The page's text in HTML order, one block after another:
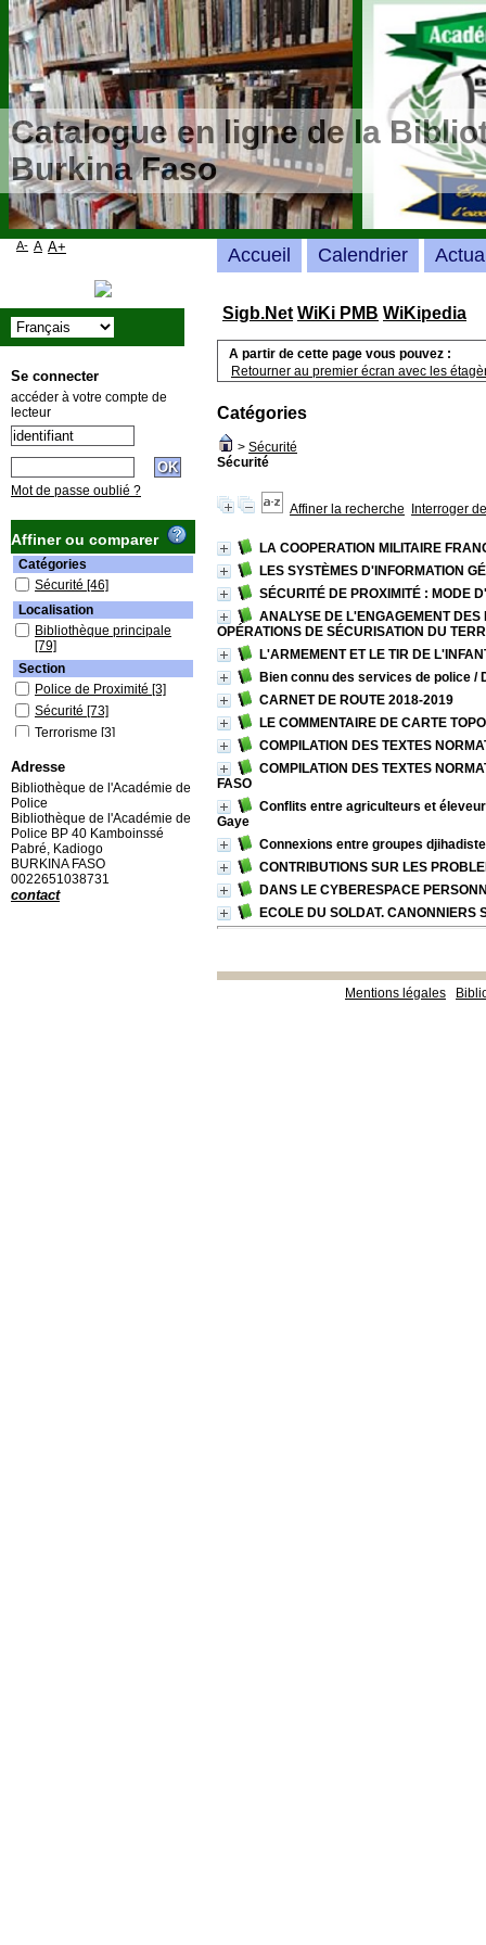
Catalogue en ligne de la
Burkina Faso
Sigb.Net WiKi PMB WiKipedia
A partir de cette page vous pouvez :
Retourner au premier écran avec les
Catégories
> Sécurité
Sécurité
Affiner la recherche Interroger
LA COOPERATION MILITAIRE
LES SYSTÈMES D'INFORMATION
SÉCURITÉ DE PROXIMITÉ :
ANALYSE DE L'ENGAGEMENT
OPÉRATIONS DE SÉCURISATION DU
L'ARMEMENT ET LE TIR DE
Bien connu des services de police /
CARNET DE ROUTE 2018-2019
LE COMMENTAIRE DE CARTE
COMPILATION DES TEXTES
COMPILATION DES TEXTES
FASO
Conflits entre agriculteurs et
Gaye
Connexions entre groupes
CONTRIBUTIONS SUR LES
DANS LE CYBERESPACE
ECOLE DU SOLDAT. CANONNIERS
Mentions légales
Accueil Calendrier
A- A A+
Se connecter
accéder à votre compte de
lecteur
Mot de passe oublié ?
Affiner ou comparer
Catégories
Sécurité [46]
Localisation
Bibliothèque principale
[79]
Section
Police de Proximité [3]
Sécurité [73]
Terrorisme [3]
Adresse
Bibliothèque de l'Académie de
Police
Bibliothèque de l'Académie de
Police BP 40 Kamboinssé
Pabré, Kadiogo
BURKINA FASO
0022651038731
contact